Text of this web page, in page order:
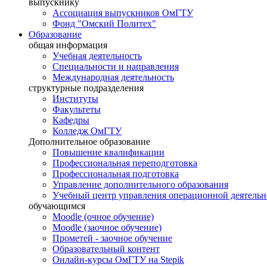
выпускнику
Ассоциация выпускников ОмГТУ
Фонд "Омский Политех"
Образование
общая информация
Учебная деятельность
Специальности и направления
Международная деятельность
структурные подразделения
Институты
Факультеты
Кафедры
Колледж ОмГТУ
Дополнительное образование
Повышение квалификации
Профессиональная переподготовка
Профессиональная подготовка
Управление дополнительного образования
Учебный центр управления операционной
обучающимся
Moodle (очное обучение)
Moodle (заочное обучение)
Прометей - заочное обучение
Образовательный контент
Онлайн-курсы ОмГТУ на Stepik